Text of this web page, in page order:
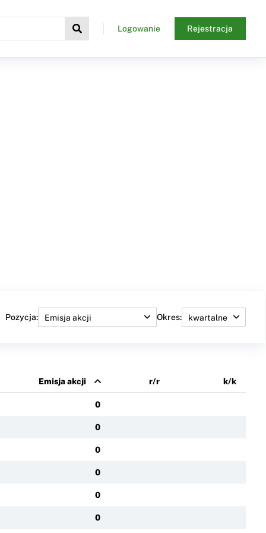
Logowanie Rejestracja
Pozycja: Okres:
Emisja akcji r/r k/k
0
0
0
0
0
0